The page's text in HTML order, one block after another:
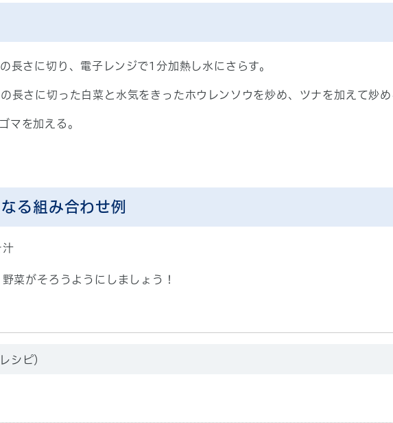
長さに切り、電子レンジで1分加熱し水にさらす。
長さに切った白菜と水気をきったホウレンソウを炒め、ツナを加えて炒
マを加える。
る組み合わせ例
菜がそろうようにしましょう！
シピ）